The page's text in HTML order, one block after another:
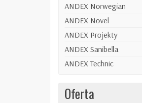
ANDEX Norwegian
ANDEX Novel
ANDEX Projekty
ANDEX Sanibella
ANDEX Technic
Oferta